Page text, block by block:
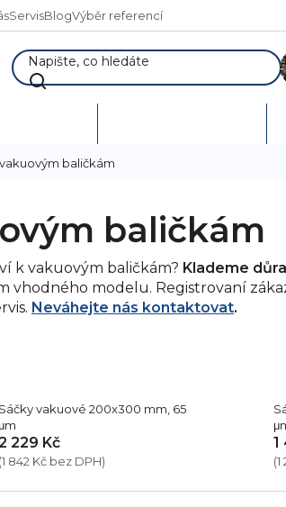
ServisBlogVýběr referencí
baličkám
baličkám
k vakuovým baličkám? Klademe
vhodného modelu. Registrovaní
Neváhejte nás kontaktovat.
Sáčky vakuové 200x300 mm, 65
229 Kč
(1 842 Kč bez DPH)
1